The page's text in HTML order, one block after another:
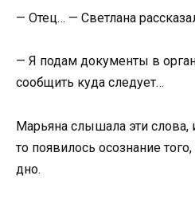
— Отец… — Светлана
— Я подам документы в
сообщить куда следует…
Марьяна слышала эти слова,
то появилось осознание
дно.